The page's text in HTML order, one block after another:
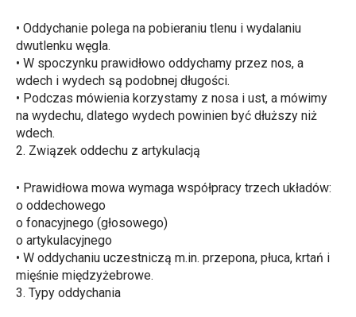
• Oddychanie polega na pobieraniu tlenu i wydalaniu
dwutlenku węgla.
• W spoczynku prawidłowo oddychamy przez nos, a
wdech i wydech są podobnej długości.
• Podczas mówienia korzystamy z nosa i ust, a mówimy
na wydechu, dlatego wydech powinien być dłuższy niż
wdech.
2. Związek oddechu z artykulacją
• Prawidłowa mowa wymaga współpracy trzech układów:
o oddechowego
o fonacyjnego (głosowego)
o artykulacyjnego
• W oddychaniu uczestniczą m.in. przepona, płuca, krtań i
mięśnie międzyżebrowe.
3. Typy oddychania